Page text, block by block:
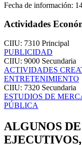
Fecha de información:
Actividades
CIIU: 7310 Principal
PUBLICIDAD
CIIU: 9000 Secundaria
ACTIVIDADES
ENTRETENIMIENTO
CIIU: 7320 Secundaria
ESTUDIOS DE
PÚBLICA
ALGUNOS